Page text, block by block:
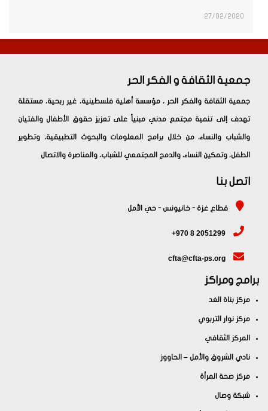
27/02/2020
جمعية الثقافة و الفكر الحر
جمعية الثقافة والفكر الحر ، مؤسسة أهلية فلسطينية، غير ربحية، مستقلة
تهدف إلى تنمية مجتمع مدني مبنياً على تعزيز حقوق الأطفال والفتيان
والشباب والنساء، من خلال برامج المعلومات والبحوث التطبيقية، وتطوير
الطفل، وتمكين النساء، والدمج المجتمعي للشباب، والمناصرة والاتصال
اتصل بنا
قطاع غزة - خانيونس - حي الأمل
+970 8 2051299
cfta@cfta-ps.org
برامج ومراكز
مركز بناة الغد
مركز نوار التربوي
المركز الثقافي
نادي الشروق والأمل – الحاووز
مركز صحة المرأة
شبكة وصال